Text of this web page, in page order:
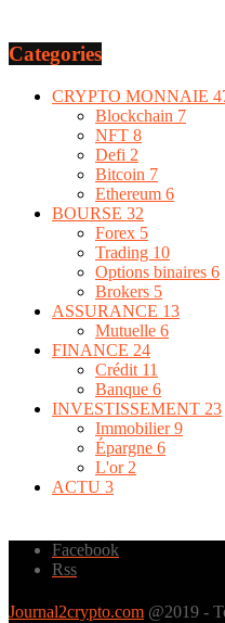
Categories
CRYPTO MONNAIE
Blockchain 7
NFT 8
Defi 2
Bitcoin 7
Ethereum 6
BOURSE 32
Forex 5
Trading 10
Options binaires 6
Brokers 5
ASSURANCE 13
Mutuelle 6
FINANCE 24
Crédit 11
Banque 6
INVESTISSEMENT 23
Immobilier9
Épargne 6
L'or 2
ACTU 3
Facebook
Rss
Journal2crypto.com @2019 -